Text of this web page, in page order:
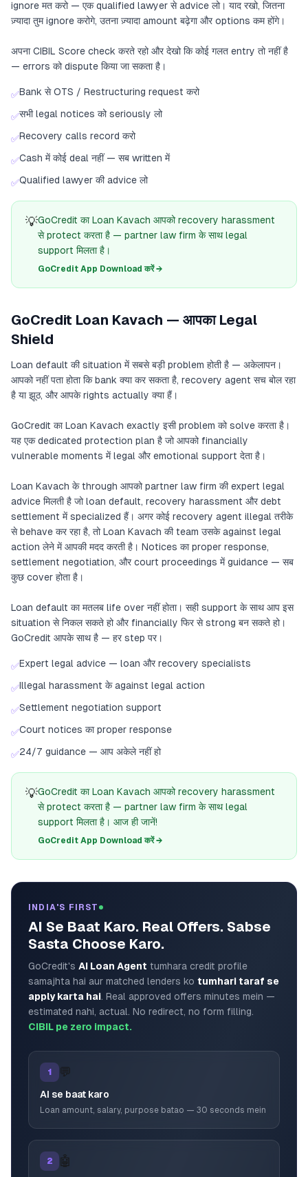
ignore मत करो — एक qualified lawyer से advice लो। याद रखो, जितना
ज़्यादा तुम ignore करोगे, उतना ज़्यादा amount बढ़ेगा और options कम होंगे।
अपना CIBIL Score check करते रहो और देखो कि कोई गलत entry तो नहीं है
— errors को dispute किया जा सकता है।
✅Bank से OTS / Restructuring request करो
✅सभी legal notices को seriously लो
✅Recovery calls record करो
✅Cash में कोई deal नहीं — सब written में
✅Qualified lawyer की advice लो
💡GoCredit का Loan Kavach आपको recovery harassment
से protect करता है — partner law firm के साथ legal
support मिलता है।
GoCredit App Download करें →
GoCredit Loan Kavach — आपका Legal
Shield
Loan default की situation में सबसे बड़ी problem होती है — अकेलापन।
आपको नहीं पता होता कि bank क्या कर सकता है, recovery agent सच बोल रहा
है या झूठ, और आपके rights actually क्या हैं।
GoCredit का Loan Kavach exactly इसी problem को solve करता है।
यह एक dedicated protection plan है जो आपको financially
vulnerable moments में legal और emotional support देता है।
Loan Kavach के through आपको partner law firm की expert legal
advice मिलती है जो loan default, recovery harassment और debt
settlement में specialized हैं। अगर कोई recovery agent illegal तरीके
से behave कर रहा है, तो Loan Kavach की team उसके against legal
action लेने में आपकी मदद करती है। Notices का proper response,
settlement negotiation, और court proceedings में guidance — सब
कुछ cover होता है।
Loan default का मतलब life over नहीं होता। सही support के साथ आप इस
situation से निकल सकते हो और financially फिर से strong बन सकते हो।
GoCredit आपके साथ है — हर step पर।
✅Expert legal advice — loan और recovery specialists
✅Illegal harassment के against legal action
✅Settlement negotiation support
✅Court notices का proper response
✅24/7 guidance — आप अकेले नहीं हो
💡GoCredit का Loan Kavach आपको recovery harassment
से protect करता है — partner law firm के साथ legal
support मिलता है। आज ही जानें!
GoCredit App Download करें →
INDIA'S FIRST
AI Se Baat Karo. Real Offers. Sabse
Sasta Choose Karo.
GoCredit's AI Loan Agent tumhara credit profile
samajhta hai aur matched lenders ko tumhari taraf se
apply karta hai. Real approved offers minutes mein —
estimated nahi, actual. No redirect, no form filling.
CIBIL pe zero impact.
1 💬
AI se baat karo
Loan amount, salary, purpose batao — 30 seconds mein
2 🤖